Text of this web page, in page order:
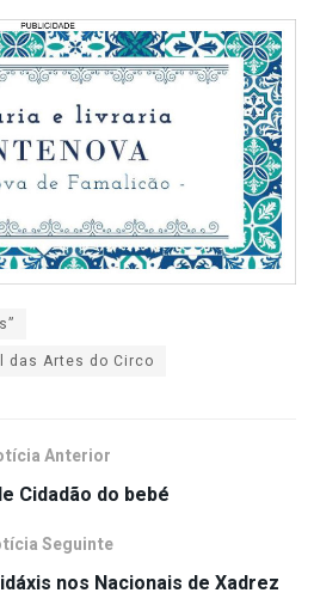
das Artes do Circo
Anterior
Cidadão do bebé
Seguinte
nos Nacionais de Xadrez